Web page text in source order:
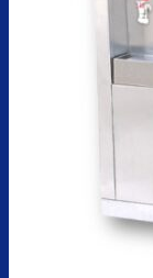
ล้างตู้ก
เปลี่ย
ผลงานของเรา
ติดต่อเรา
ค้นหา: